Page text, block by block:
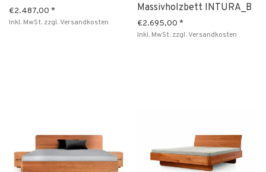
€2.487,00 *
Inkl. MwSt. zzgl.Versandkosten
Massivholzbett INTURA_B
€2.695,00 *
Inkl. MwSt. zzgl.Versandkosten